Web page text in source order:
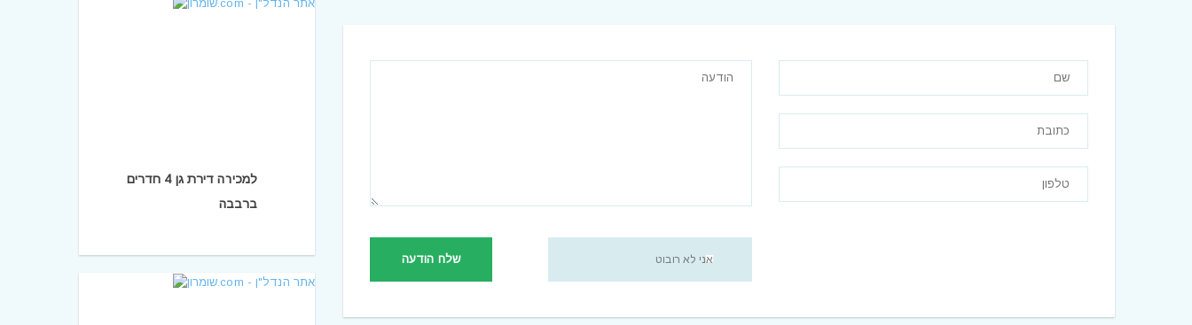
אני לא רובוט שלח הודעה
למכירה דירת גן 4 חדרים
ברבבה